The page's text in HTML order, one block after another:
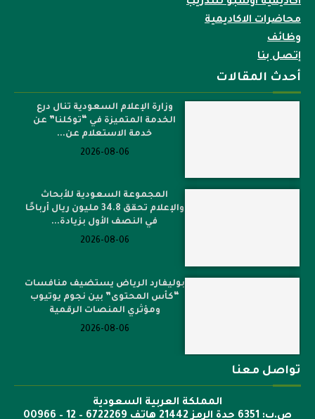
اكاديمية اوسبو للتدريب
محاضرات الاكاديمية
وظائف
إتصل بنا
أحدث المقالات
وزارة الإعلام السعودية تنال درع
الخدمة المتميزة في “توكلنا” عن
خدمة الاستعلام عن...
2026-08-06
المجموعة السعودية للأبحاث
والإعلام تحقق 34.8 مليون ريال أرباحًا
في النصف الأول بزيادة...
2026-08-06
بوليفارد الرياض يستضيف منافسات
“كأس المحتوى” بين نجوم يوتيوب
ومؤثري المنصات الرقمية
2026-08-06
تواصل معنا
المملكة العربية السعودية
ص.ب: 6351 جدة الرمز 21442 هاتف 6722269 – 12 – 00966